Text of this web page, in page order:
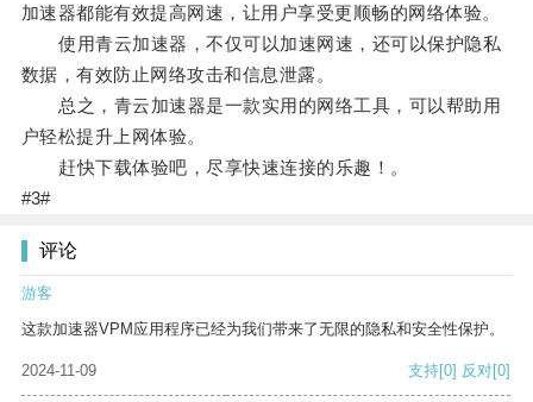
加速器都能有效提高网速，让用户享受更顺畅的网络体验。
使用青云加速器，不仅可以加速网速，还可以保护隐私
数据，有效防止网络攻击和信息泄露。
总之，青云加速器是一款实用的网络工具，可以帮助用
户轻松提升上网体验。
赶快下载体验吧，尽享快速连接的乐趣！。
#3#
评论
游客
这款加速器VPM应用程序已经为我们带来了无限的隐私和安全性保护。
2024-11-09 支持[0] 反对[0]